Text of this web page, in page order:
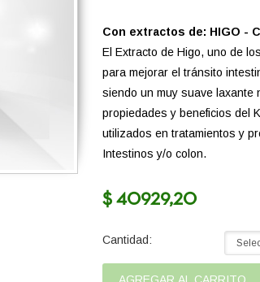
Con extractos de: HIGO -
El Extracto de Higo, uno de
para mejorar el tránsito
siendo un muy suave laxante
propiedades y beneficios del
utilizados en tratamientos y
Intestinos y/o colon.
$ 40929,20
Cantidad: